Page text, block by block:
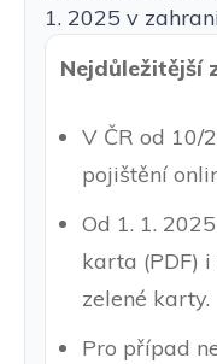
1. 2025 v
Nejdůležitější
V ČR od 10/
pojištění
Od 1. 1.
karta (PDF)
zelené karty.
Pro případ